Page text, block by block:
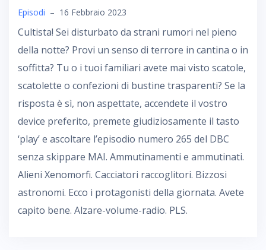
Episodi – 16 Febbraio 2023
Cultista! Sei disturbato da strani rumori nel pieno
della notte? Provi un senso di terrore in cantina o in
soffitta? Tu o i tuoi familiari avete mai visto scatole,
scatolette o confezioni di bustine trasparenti? Se la
risposta è sì, non aspettate, accendete il vostro
device preferito, premete giudiziosamente il tasto
‘play’ e ascoltare l’episodio numero 265 del DBC
senza skippare MAI. Ammutinamenti e ammutinati.
Alieni Xenomorfi. Cacciatori raccoglitori. Bizzosi
astronomi. Ecco i protagonisti della giornata. Avete
capito bene. Alzare-volume-radio. PLS.